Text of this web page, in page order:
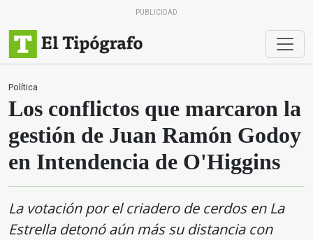
PUBLICIDAD
Política
Los conflictos que marcaron la
gestión de Juan Ramón Godoy
en Intendencia de O'Higgins
La votación por el criadero de cerdos en La
Estrella detonó aún más su distancia con